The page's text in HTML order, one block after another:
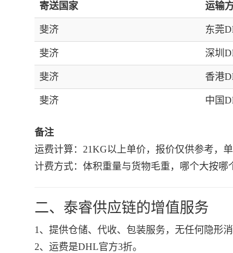
寄送国家 运输
斐济 东莞
斐济 深圳
斐济 香港
斐济 中国
备注
运费计算：21KG以上单价，报价仅供参考，
计费方式：体积重量与货物毛重，哪个大按哪
二、泰睿供应链的增值服务
1、提供仓储、代收、包装服务，无任何隐形消
2、运费是DHL官方3折。